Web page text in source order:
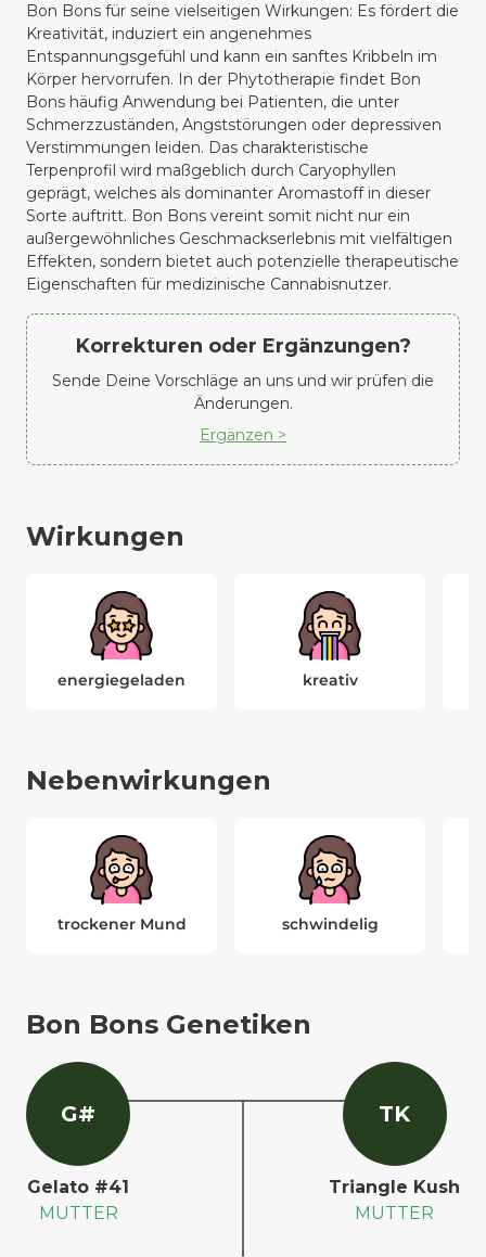
Bon Bons für seine vielseitigen Wirkungen: Es fördert die
Kreativität, induziert ein angenehmes
Entspannungsgefühl und kann ein sanftes Kribbeln im
Körper hervorrufen. In der Phytotherapie findet Bon
Bons häufig Anwendung bei Patienten, die unter
Schmerzzuständen, Angststörungen oder depressiven
Verstimmungen leiden. Das charakteristische
Terpenprofil wird maßgeblich durch Caryophyllen
geprägt, welches als dominanter Aromastoff in dieser
Sorte auftritt. Bon Bons vereint somit nicht nur ein
außergewöhnliches Geschmackserlebnis mit vielfältigen
Effekten, sondern bietet auch potenzielle therapeutische
Eigenschaften für medizinische Cannabisnutzer.
Korrekturen oder Ergänzungen?
Sende Deine Vorschläge an uns und wir prüfen die
Änderungen.
Ergänzen >
Wirkungen
energiegeladen kreativ
Nebenwirkungen
trockener Mund schwindelig
Bon Bons Genetiken
G#
Gelato #41
MUTTER
TK
Triangle Kush
MUTTER